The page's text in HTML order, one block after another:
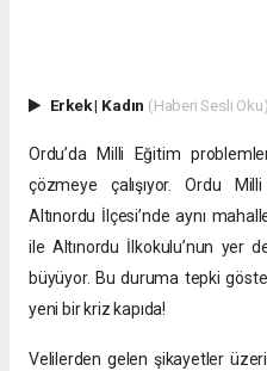
Erkek| Kadın (Haberi Sesli Oku)
Ordu’da Milli Eğitim
çözmeye çalışıyor. Ordu
Altınordu İlçesi’nde aynı
ile Altınordu İlkokulu’nun yer
büyüyor. Bu duruma tepki
yeni bir kriz kapıda!
Velilerden gelen şikayetler